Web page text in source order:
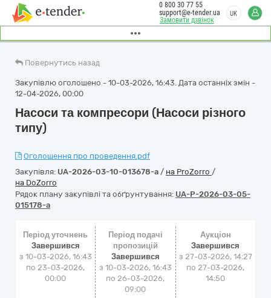
Замовити дзвінок
0 800 30 77 55
support@e-tender.ua
UK
Повернутись назад
Закупівлю оголошено - 10-03-2026, 16:43. Дата останніх змін -
12-04-2026, 00:00
Насоси та компресори (Насоси різного
типу)
Оголошення про проведення.pdf
Закупівля: UA-2026-03-10-013678-a / на ProZorro /
на DoZorro
Рядок плану закупівлі та обґрунтування: UA-P-2026-03-05-
015178-a
Період уточнень
Завершився
з 10-03-2026, 16:43
по 23-03-2026,
00:00
Період подачі
пропозицій
Завершився
з 10-03-2026, 16:43
по 26-03-2026,
09:00
Аукціон
Завершився
з 27-03-2026, 14:27
по27-03-2026,
14:50